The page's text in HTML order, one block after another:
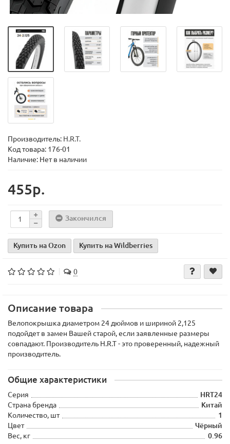
Производитель: H.R.T.
Код товара: 176-01
Наличие: Нет в наличии
455р.
Закончился
Купить на Ozon Купить на Wildberries
0
Описание товара
Велопокрышка диаметром 24 дюймов и шириной 2,125
подойдет в замен Вашей старой, если заявленные размеры
совпадают. Производитель H.R.T - это проверенный, надежный
производитель.
Общие характеристики
Серия
HRT24
Страна бренда
Китай
Количество, шт
1
Цвет
Чёрный
Вес, кг
0.96